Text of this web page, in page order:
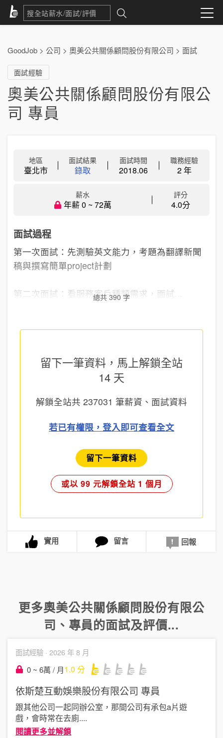
GoodJob > 公司 > 奧美公共關係顧問股份有限公司 > 面試
面試經驗
奧美公共關係顧問股份有限公
司 專員
地區
臺北市
面試結果
錄取
面試時間
2018.06
職務經驗
2 年
薪水
年薪 0 ~ 72萬
評分
4.0分
面試過程
第一次面試：先測驗英文能力，考題為翻譯新聞
稿與撰寫簡單project計劃
第二次面試：看服務客戶種類需求，面試...
總共 390 字
留下一筆資料，馬上解鎖全站
14 天
解鎖全站共 237031 筆薪資、面試資料
若已有權限，登入即可查看全文
留下一筆資料
或以 99 元解鎖全站 1 個月
實用 留言 回報
更多奧美公共關係顧問股份有限公
司 、 專員的面試及評價...
面試經驗 · 2026 年 8 月
0 ~ 6萬 / 月1.0 分
依斯楚互動娛樂股份有限公司 專員
跟其他公司一起同辦公室，那間公司有承包a片遊
戲，會時常在去廁....
閱讀更多並解鎖